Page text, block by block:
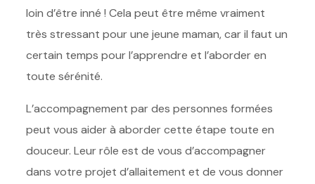
loin d’être inné ! Cela peut être même vraiment
très stressant pour une jeune maman, car il faut un
certain temps pour l’apprendre et l’aborder en
toute sérénité.
L’accompagnement par des personnes formées
peut vous aider à aborder cette étape toute en
douceur. Leur rôle est de vous d’accompagner
dans votre projet d’allaitement et de vous donner